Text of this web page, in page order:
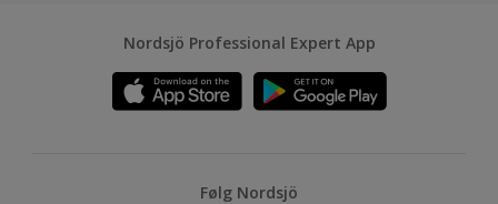
Nordsjö Professional Expert App
Følg Nordsjö